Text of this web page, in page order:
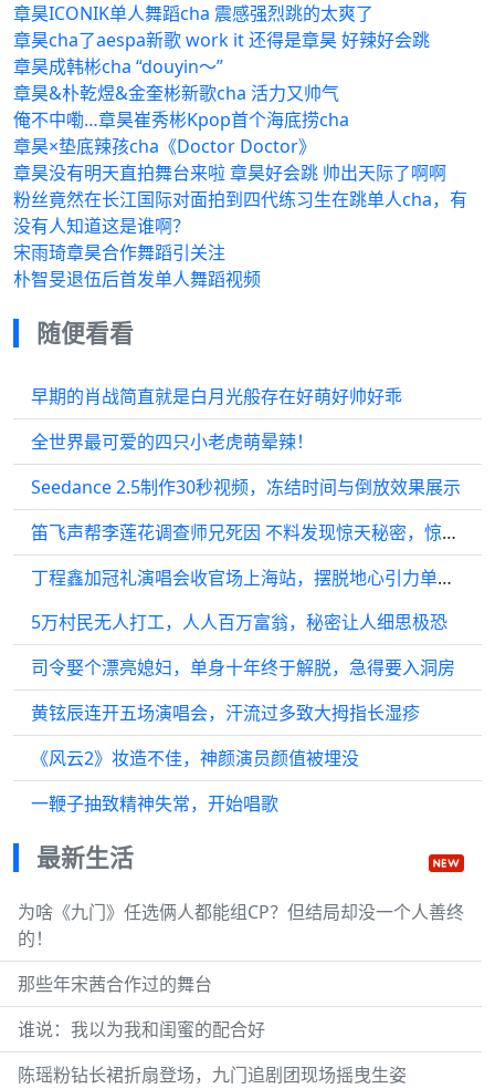
章昊ICONIK单人舞蹈cha 震感强烈跳的太爽了
章昊cha了aespa新歌 work it 还得是章昊 好辣好会跳
章昊成韩彬cha “douyin～”
章昊&朴乾煜&金奎彬新歌cha 活力又帅气
俺不中嘞…章昊崔秀彬Kpop首个海底捞cha
章昊×垫底辣孩cha《Doctor Doctor》
章昊没有明天直拍舞台来啦 章昊好会跳 帅出天际了啊啊
粉丝竟然在长江国际对面拍到四代练习生在跳单人cha，有
没有人知道这是谁啊？
宋雨琦章昊合作舞蹈引关注
朴智旻退伍后首发单人舞蹈视频
随便看看
早期的肖战简直就是白月光般存在好萌好帅好乖
全世界最可爱的四只小老虎萌晕辣！
Seedance 2.5制作30秒视频，冻结时间与倒放效果展示
笛飞声帮李莲花调查师兄死因 不料发现惊天秘密，惊呆了
丁程鑫加冠礼演唱会收官场上海站，摆脱地心引力单人机位
5万村民无人打工，人人百万富翁，秘密让人细思极恐
司令娶个漂亮媳妇，单身十年终于解脱，急得要入洞房
黄铉辰连开五场演唱会，汗流过多致大拇指长湿疹
《风云2》妆造不佳，神颜演员颜值被埋没
一鞭子抽致精神失常，开始唱歌
最新生活
为啥《九门》任选俩人都能组CP？但结局却没一个人善终
的！
那些年宋茜合作过的舞台
谁说：我以为我和闺蜜的配合好
陈瑶粉钻长裙折扇登场，九门追剧团现场摇曳生姿